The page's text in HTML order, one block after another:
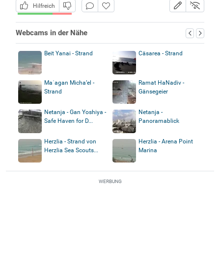
Hilfreich
Webcams in der Nähe
Beit Yanai - Strand Cäsarea - Strand
Maʿagan Micha’el -
Strand
Ramat HaNadiv -
Gänsegeier
Netanja - Gan Yoshiya -
Safe Haven for D...
Netanja -
Panoramablick
Herzlia - Strand von
Herzlia Sea Scouts...
Herzlia - Arena Point
Marina
WERBUNG